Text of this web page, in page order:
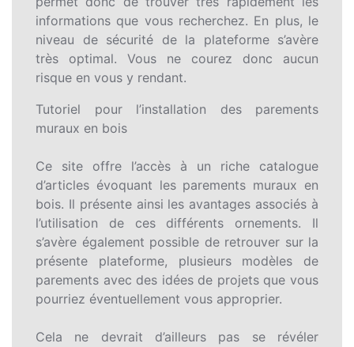
informations que vous recherchez. En plus, le
niveau de sécurité de la plateforme s’avère
très optimal. Vous ne courez donc aucun
risque en vous y rendant.
Tutoriel pour l’installation des parements
muraux en bois
Ce site offre l’accès à un riche catalogue
d’articles évoquant les parements muraux en
bois. Il présente ainsi les avantages associés à
l’utilisation de ces différents ornements. Il
s’avère également possible de retrouver sur la
présente plateforme, plusieurs modèles de
parements avec des idées de projets que vous
pourriez éventuellement vous approprier.
Cela ne devrait d’ailleurs pas se révéler